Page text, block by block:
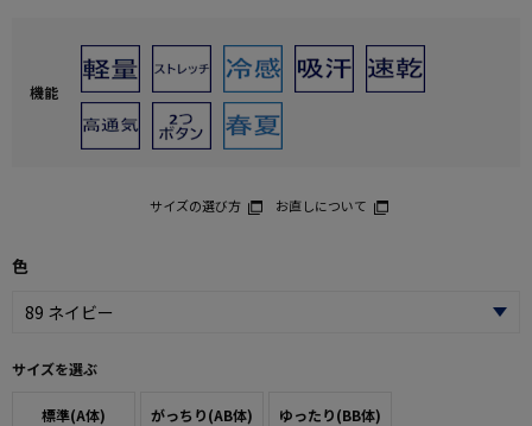
機能
サイズの選び方 お直しについて
色
サイズを選ぶ
標準(A体) がっちり(AB体) ゆったり(BB体)